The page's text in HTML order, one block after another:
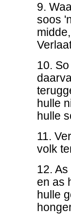
9.
soos
10.
hulle
hulle
11.
volk
12.
en as
hulle